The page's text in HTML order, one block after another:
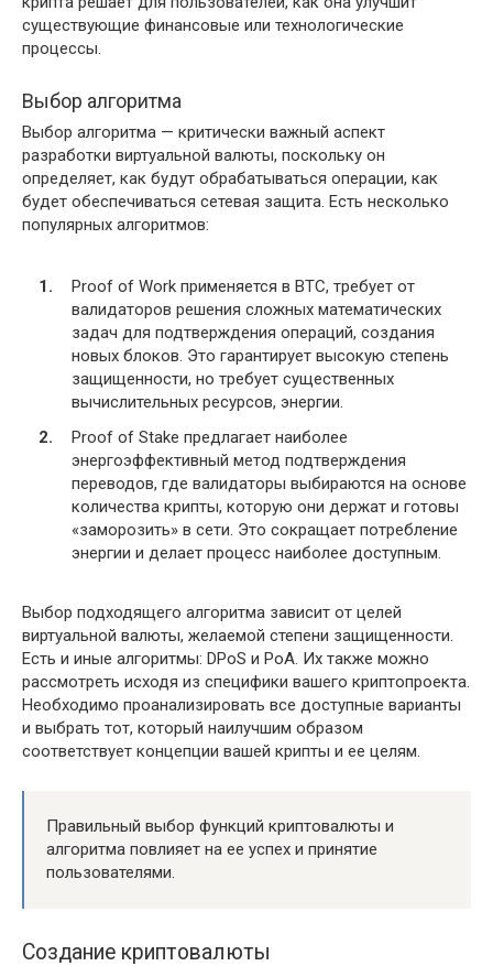
существующие финансовые или технологические
процессы.
Выбор алгоритма
Выбор алгоритма — критически важный аспект
разработки виртуальной валюты, поскольку он
определяет, как будут обрабатываться операции, как
будет обеспечиваться сетевая защита. Есть несколько
популярных алгоритмов:
Proof of Work применяется в BTC, требует от
валидаторов решения сложных математических
задач для подтверждения операций, создания
новых блоков. Это гарантирует высокую степень
защищенности, но требует существенных
вычислительных ресурсов, энергии.
Proof of Stake предлагает наиболее
энергоэффективный метод подтверждения
переводов, где валидаторы выбираются на основе
количества крипты, которую они держат и готовы
«заморозить» в сети. Это сокращает потребление
энергии и делает процесс наиболее доступным.
Выбор подходящего алгоритма зависит от целей
виртуальной валюты, желаемой степени защищенности.
Есть и иные алгоритмы: DPoS и PoA. Их также можно
рассмотреть исходя из специфики вашего криптопроекта.
Необходимо проанализировать все доступные варианты
и выбрать тот, который наилучшим образом
соответствует концепции вашей крипты и ее целям.
Правильный выбор функций криптовалюты и
алгоритма повлияет на ее успех и принятие
пользователями.
Создание криптовалюты